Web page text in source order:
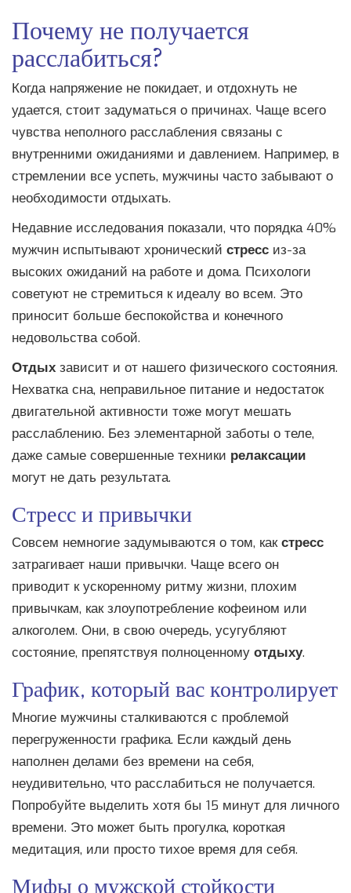
Почему не получается
расслабиться?
Когда напряжение не покидает, и отдохнуть не
удается, стоит задуматься о причинах. Чаще всего
чувства неполного расслабления связаны с
внутренними ожиданиями и давлением. Например, в
стремлении все успеть, мужчины часто забывают о
необходимости отдыхать.
Недавние исследования показали, что порядка 40%
мужчин испытывают хронический стресс из-за
высоких ожиданий на работе и дома. Психологи
советуют не стремиться к идеалу во всем. Это
приносит больше беспокойства и конечного
недовольства собой.
Отдых зависит и от нашего физического состояния.
Нехватка сна, неправильное питание и недостаток
двигательной активности тоже могут мешать
расслаблению. Без элементарной заботы о теле,
даже самые совершенные техники релаксации
могут не дать результата.
Стресс и привычки
Совсем немногие задумываются о том, какстресс
затрагивает наши привычки. Чаще всего он
приводит к ускоренному ритму жизни, плохим
привычкам, как злоупотребление кофеином или
алкоголем. Они, в свою очередь, усугубляют
состояние, препятствуя полноценному отдыху.
График, который вас контролирует
Многие мужчины сталкиваются с проблемой
перегруженности графика. Если каждый день
наполнен делами без времени на себя,
неудивительно, что расслабиться не получается.
Попробуйте выделить хотя бы 15 минут для личного
времени. Это может быть прогулка, короткая
медитация, или просто тихое время для себя.
Мифы о мужской стойкости